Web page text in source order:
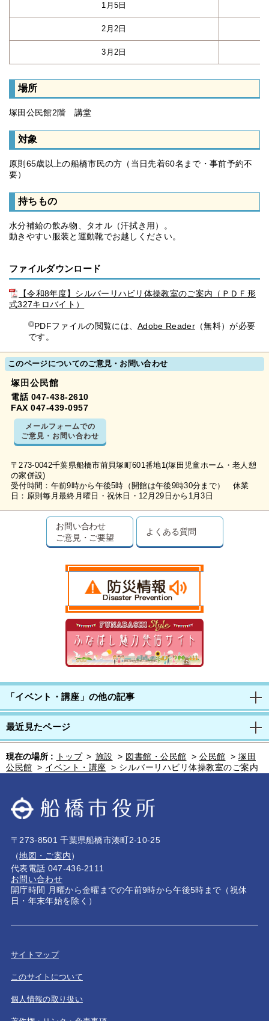
1月5日
2月2日
3月2日
場所
塚田公民館2階 講堂
対象
原則65歳以上の船橋市民の方（当日先着60名まで・事前予約不
要）
持ちもの
水分補給の飲み物、タオル（汗拭き用）。
動きやすい服装と運動靴でお越しください。
ファイルダウンロード
【令和8年度】シルバーリハビリ体操教室のご案内（ＰＤＦ形
式327キロバイト）
PDFファイルの閲覧には、Adobe Reader （無料）が必要
です。
このページについてのご意見・お問い合わせ
塚田公民館
電話 047-438-2610
FAX 047-439-0957
メールフォームでの
ご意見・お問い合わせ
〒273-0042千葉県船橋市前貝塚町601番地1(塚田児童ホーム・老人憩
の家併設)
受付時間：午前9時から午後5時（開館は午後9時30分まで） 休業
日：原則毎月最終月曜日・祝休日・12月29日から1月3日
お問い合わせ
ご意見・ご要望
よくある質問
「イベント・講座」の他の記事
最近見たページ
現在の場所 : トップ > 施設 > 図書館・公民館 > 公民館 > 塚田
公民館 > イベント・講座 > シルバーリハビリ体操教室のご案内
〒273-8501 千葉県船橋市湊町2-10-25
（地図・ご案内）
代表電話 047-436-2111
お問い合わせ
開庁時間 月曜から金曜までの午前9時から午後5時まで（祝休
日・年末年始を除く）
サイトマップ
このサイトについて
個人情報の取り扱い